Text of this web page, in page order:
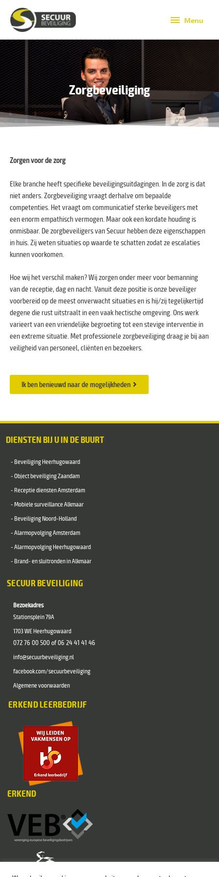
naar
inhoud
Menu
Zorgbeveiliging
Zorgen voor de zorg
Elke branche heeft specifieke beveiligingsuitdagingen. In de zorg is dat
niet anders. Zorgbeveiliging vraagt derhalve om bepaalde
competenties. Het vraagt om communicatief sterke beveiligers met
een enorm empathisch vermogen. Maar ook een kordate houding is
onmisbaar. De zorgbeveiligers van Secuur hebben deze eigenschappen
in huis. Zij weten situaties op waarde te schatten zodat ze escalaties
kunnen voorkomen.
Hoe wij het verschil maken? Wij zorgen onder meer voor bemanning
van de receptie, dag en nacht. Vanuit deze positie is onze beveiliger
voorbereid op de meest onverwacht situaties en is hij/zij tegelijkertijd
degene die rust uitstraalt in een vaak hectische omgeving. Ons werk
varieert van een vriendelijke begroeting tot een stevige interventie in
een extreme situatie. Met professionele zorgbeveiliging draag je bij aan
veiligheid van personeel, cliënten en bezoekers.
Ik ben benieuwd naar de mogelijkheden
DIENSTEN BIJ U IN DE BUURT
- Beveiliging Heerhugowaard
- Object beveiliging Zaandam
- Receptie diensten Amsterdam
- Mobiele surveillance Alkmaar
- Beveiliging Noord-Holland
- Alarmopvolging Amsterdam
- Alarmopvolging Heerhugowaard
- Brand- en sluitronden in Alkmaar
SECUUR BEVEILIGING
Bezoekadres
Stationsplein 79A
1703 WE Heerhugowaard
072 76 00 500 of06 24 41 41 46
info@secuurbeveiliging.nl
facebook.com/secuurbeveiliging
Algemene voorwaarden
ERKEND LEERBEDRIJF
ERKEND